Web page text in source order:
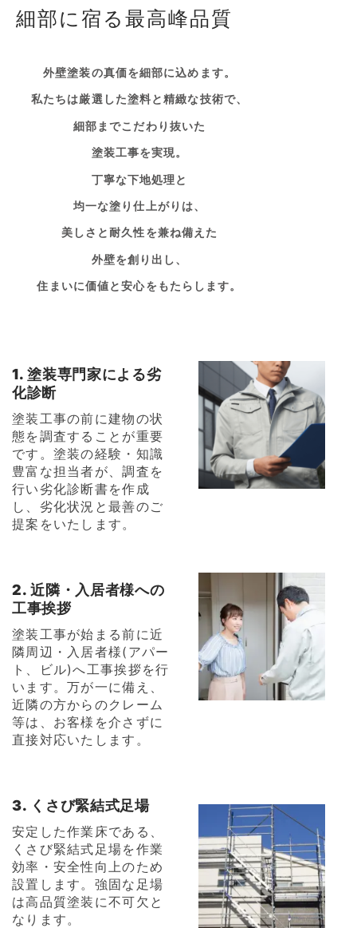
細部に宿る最高峰品質
外壁塗装の真価を細部に込めます。
私たちは厳選した塗料と精緻な技術で、
細部までこだわり抜いた
塗装工事を実現。
丁寧な下地処理と
均一な塗り仕上がりは、
美しさと耐久性を兼ね備えた
外壁を創り出し、
住まいに価値と安心をもたらします。
1. 塗装専門家による劣
化診断
塗装工事の前に建物の状
態を調査することが重要
です。塗装の経験・知識
豊富な担当者が、調査を
行い劣化診断書を作成
し、劣化状況と最善のご
提案をいたします。
2. 近隣・入居者様への
工事挨拶
塗装工事が始まる前に近
隣周辺・入居者様(アパー
ト、ビル)へ工事挨拶を行
います。万が一に備え、
近隣の方からのクレーム
等は、お客様を介さずに
直接対応いたします。
3. くさび緊結式足場
安定した作業床である、
くさび緊結式足場を作業
効率・安全性向上のため
設置します。強固な足場
は高品質塗装に不可欠と
なります。